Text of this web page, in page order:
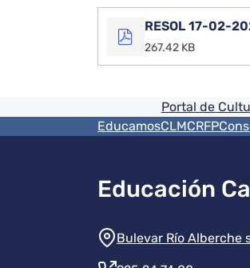
RESOL 17-02-
267.42 KB
Pie dePortal de
Menú del pie
EducamosCLMCRFP
Educación
Información
Bulevar Río Alberche